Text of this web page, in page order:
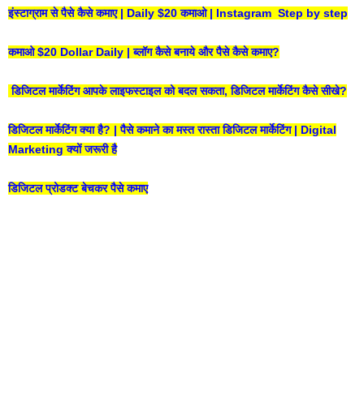
इंस्टाग्राम से पैसे कैसे कमाए | Daily $20 कमाओ | Instagram Step by step
कमाओ $20 Dollar Daily | ब्लॉग कैसे बनाये और पैसे कैसे कमाए?
डिजिटल मार्केटिंग आपके लाइफस्टाइल को बदल सकता, डिजिटल मार्केटिंग कैसे सीखे?
डिजिटल मार्केटिंग क्या है? | पैसे कमाने का मस्त रास्ता डिजिटल मार्केटिंग | Digital
Marketing क्यों जरूरी है
डिजिटल प्रोडक्ट बेचकर पैसे कमाए